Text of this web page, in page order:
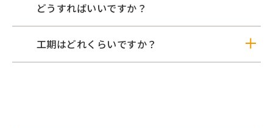
どうすればいいですか？
工期はどれくらいですか？